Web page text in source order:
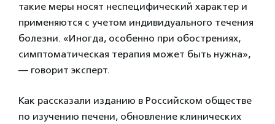
такие меры носят неспецифический характер и
применяются с учетом индивидуального течения
болезни. «Иногда, особенно при обострениях,
симптоматическая терапия может быть нужна»,
— говорит эксперт.
Как рассказали изданию в Российском обществе
по изучению печени, обновление клинических